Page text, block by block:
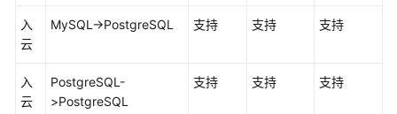
入
云
MySQL->PostgreSQL 支持 支持 支持
入
云
PostgreSQL-
>PostgreSQL
支持 支持 支持